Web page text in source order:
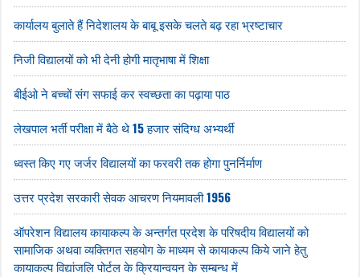
कार्यालय बुलाते हैं निदेशालय के बाबू इसके चलते बढ़ रहा भ्रष्टाचार
निजी विद्यालयों को भी देनी होगी मातृभाषा में शिक्षा
बीईओ ने बच्चों संग सफाई कर स्वच्छता का पढ़ाया पाठ
लेखपाल भर्ती परीक्षा में बैठे थे 15 हजार संदिग्ध अभ्यर्थी
ध्वस्त किए गए जर्जर विद्यालयों का फरवरी तक होगा पुनर्निर्माण
उत्तर प्रदेश सरकारी सेवक आचरण नियमावली 1956
ऑपरेशन विद्यालय कायाकल्प के अन्तर्गत प्रदेश के परिषदीय विद्यालयों को
सामाजिक अथवा व्यक्तिगत सहयोग के माध्यम से कायाकल्प किये जाने हेतु
कायाकल्प विद्यांजलि पोर्टल के क्रियान्वयन के सम्बन्ध में